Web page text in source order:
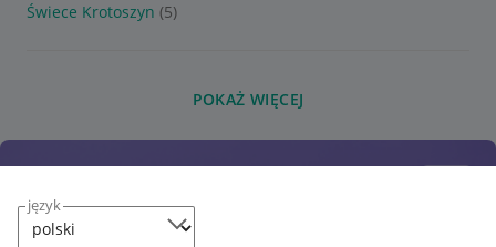
język
Świece Krotoszyn (5)
POKAŻ WIĘCEJ